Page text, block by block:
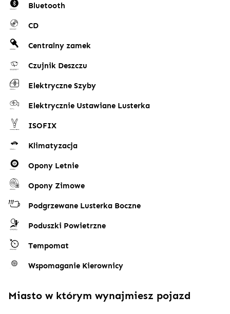
Bluetooth
CD
Centralny zamek
Czujnik Deszczu
Elektryczne Szyby
Elektrycznie Ustawiane Lusterka
ISOFIX
Klimatyzacja
Opony Letnie
Opony Zimowe
Podgrzewane Lusterka Boczne
Poduszki Powietrzne
Tempomat
Wspomaganie Kierownicy
Miasto w którym wynajmiesz pojazd